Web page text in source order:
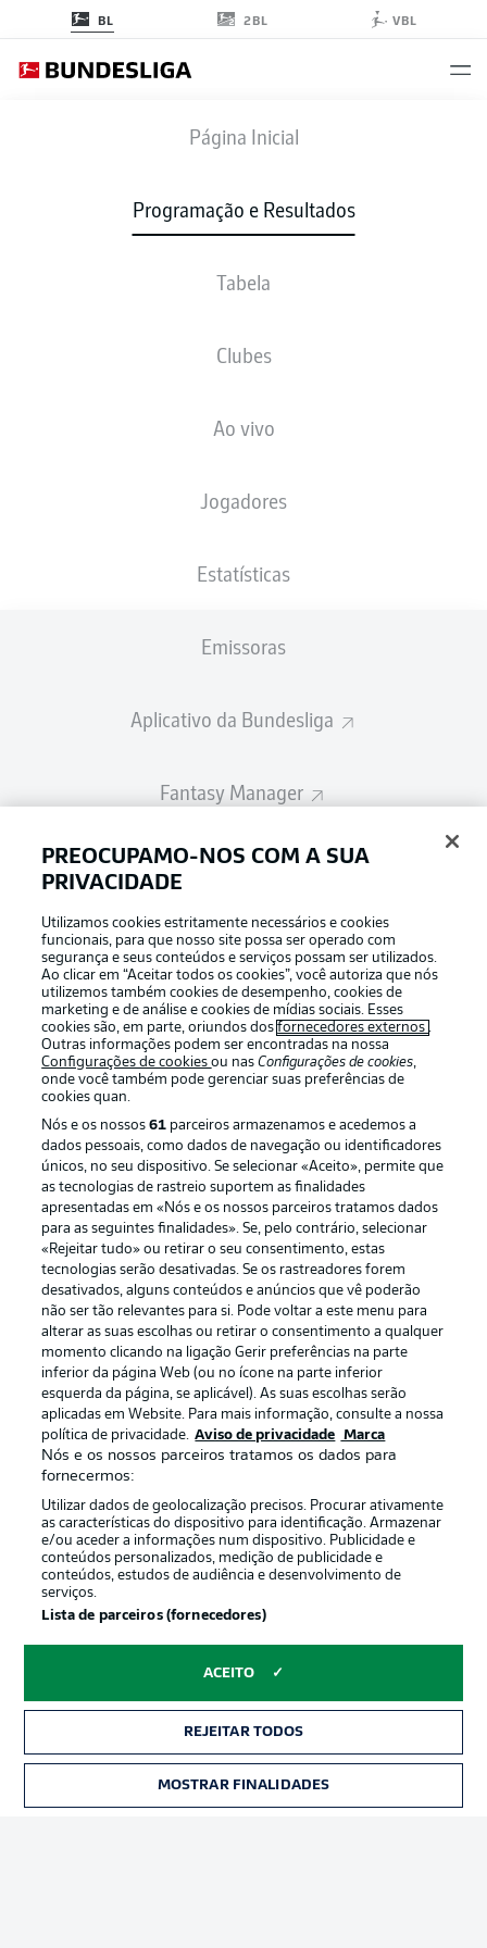
BL 2BL VBL
Página Inicial
Programação e Resultados
Tabela
Clubes
Ao vivo
Jogadores
Estatísticas
Emissoras
Aplicativo da Bundesliga
Fantasy Manager
BUNDESLIGA-GROUP
Escolha seu idioma
Português Modo de visualização
Login
FCA B04
ESCALAÇÕES
A escalação inicial será divulgada 60
minutos antes do início da partida
Football as it’s meant to be
APLICATIVO DA BUNDESLIGA
Oferecido por
Gerir preferências Aviso de privacidade
Termos de uso Emissoras
PREOCUPAMO-NOS COM A SUA
PRIVACIDADE
Utilizamos cookies estritamente necessários e cookies
funcionais, para que nosso site possa ser operado com
segurança e seus conteúdos e serviços possam ser utilizados.
Ao clicar em “Aceitar todos os cookies”, você autoriza que nós
utilizemos também cookies de desempenho, cookies de
marketing e de análise e cookies de mídias sociais. Esses
cookies são, em parte, oriundos dosfornecedores externos .
Outras informações podem ser encontradas na nossa
Configurações de cookiesou nasConfigurações de cookies,
onde você também pode gerenciar suas preferências de
cookies quan.
Nós e os nossos61 parceiros armazenamos e acedemos a
dados pessoais, como dados de navegação ou identificadores
únicos, no seu dispositivo. Se selecionar «Aceito», permite que
as tecnologias de rastreio suportem as finalidades
apresentadas em «Nós e os nossos parceiros tratamos dados
para as seguintes finalidades». Se, pelo contrário, selecionar
«Rejeitar tudo» ou retirar o seu consentimento, estas
tecnologias serão desativadas. Se os rastreadores forem
desativados, alguns conteúdos e anúncios que vê poderão
não ser tão relevantes para si. Pode voltar a este menu para
alterar as suas escolhas ou retirar o consentimento a qualquer
momento clicando na ligação Gerir preferências na parte
inferior da página Web (ou no ícone na parte inferior
esquerda da página, se aplicável). As suas escolhas serão
aplicadas em Website. Para mais informação, consulte a nossa
política de privacidade. Aviso de privacidade Marca
Nós e os nossos parceiros tratamos os dados para
fornecermos:
Utilizar dados de geolocalização precisos. Procurar ativamente
as características do dispositivo para identificação. Armazenar
e/ou aceder a informações num dispositivo. Publicidade e
conteúdos personalizados, medição de publicidade e
conteúdos, estudos de audiência e desenvolvimento de
serviços.
Lista de parceiros (fornecedores)
ACEITO
REJEITAR TODOS
MOSTRAR FINALIDADES